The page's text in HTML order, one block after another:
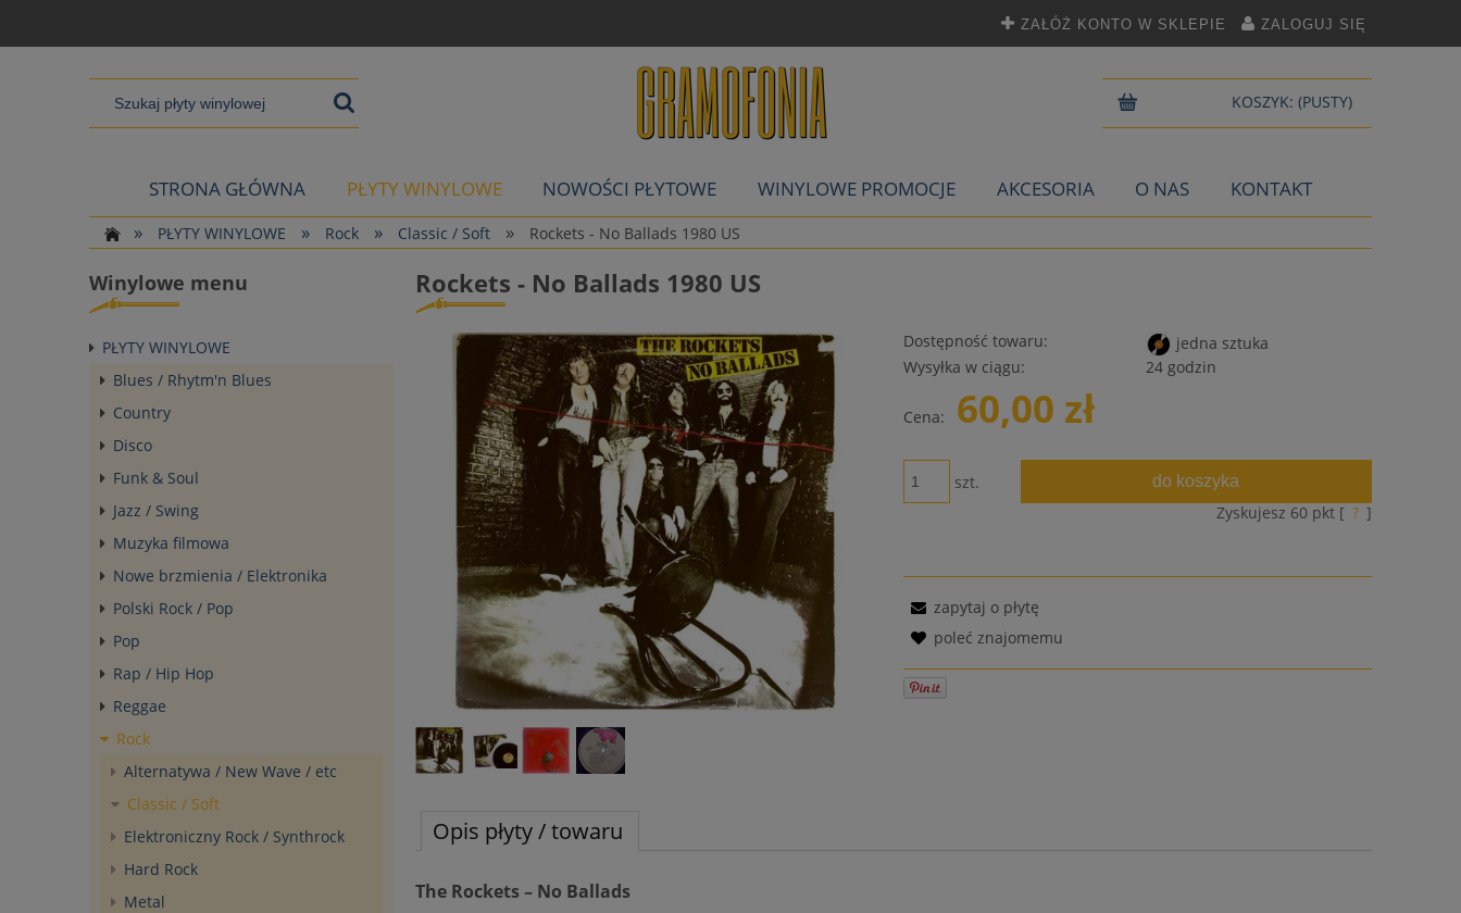
ZAŁÓŻ KONTO W SKLEPIE ZALOGUJ SIĘ
KOSZYK: (PUSTY)
STRONA GŁÓWNA PŁYTY WINYLOWE NOWOŚCI PŁYTOWE WINYLOWE PROMOCJE AKCESORIA O NAS
KONTAKT
»
PŁYTY WINYLOWE » Rock » Classic / Soft » Rockets - No Ballads 1980 US
Winylowe menu
PŁYTY WINYLOWE
Blues / Rhytm'n Blues
Country
Disco
Funk & Soul
Jazz / Swing
Muzyka filmowa
Nowe brzmienia / Elektronika
Polski Rock / Pop
Pop
Rap / Hip Hop
Reggae
Rock
Alternatywa / New Wave / etc
Classic / Soft
Elektroniczny Rock / Synthrock
Hard Rock
Metal
Rockets - No Ballads 1980 US
Dostępność towaru:
jedna sztuka
Wysyłka w ciągu:
24 godzin
Cena: 60,00 zł
szt. do koszyka
Zyskujesz 60 pkt [ ? ]
zapytaj o płytę
poleć znajomemu
Opis płyty / towaru
The Rockets ‎– No Ballads